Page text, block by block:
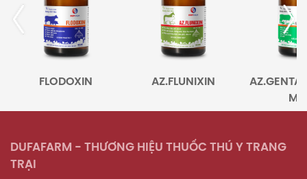
FLODOXIN AZ.FLUNIXIN
AZ.GENTA-
DUFAFARM - THƯƠNG HIỆU THUỐC THÚ Y TRANG
TRẠI